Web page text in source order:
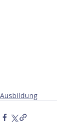
Ausbildung